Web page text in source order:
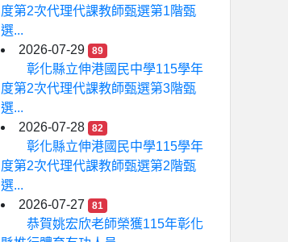
度第2次代理代課教師甄選第1階甄
選...
2026-07-29
89
彰化縣立伸港國民中學115學年
度第2次代理代課教師甄選第3階甄
選...
2026-07-28
82
彰化縣立伸港國民中學115學年
度第2次代理代課教師甄選第2階甄
選...
2026-07-27
81
恭賀姚宏欣老師榮獲115年彰化